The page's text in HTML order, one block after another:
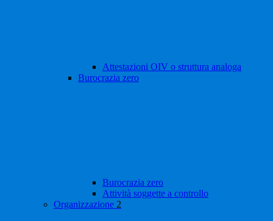
Attestazioni OIV o struttura analoga
Burocrazia zero
Burocrazia zero
Attività soggette a controllo
Organizzazione 2